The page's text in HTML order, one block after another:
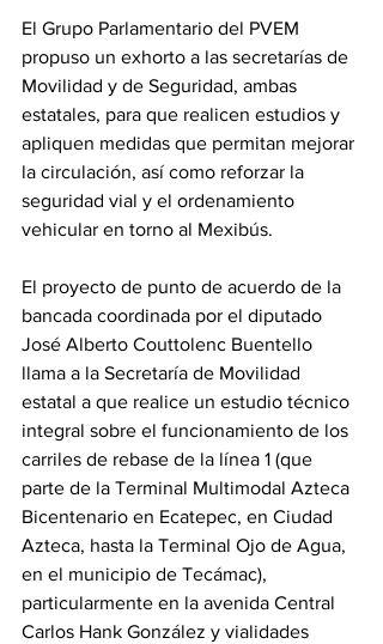
El Grupo Parlamentario del PVEM
propuso un exhorto a las secretarías de
Movilidad y de Seguridad, ambas
estatales, para que realicen estudios y
apliquen medidas que permitan mejorar
la circulación, así como reforzar la
seguridad vial y el ordenamiento
vehicular en torno al Mexibús.
El proyecto de punto de acuerdo de la
bancada coordinada por el diputado
José Alberto Couttolenc Buentello
llama a la Secretaría de Movilidad
estatal a que realice un estudio técnico
integral sobre el funcionamiento de los
carriles de rebase de la línea 1 (que
parte de la Terminal Multimodal Azteca
Bicentenario en Ecatepec, en Ciudad
Azteca, hasta la Terminal Ojo de Agua,
en el municipio de Tecámac),
particularmente en la avenida Central
Carlos Hank González y vialidades